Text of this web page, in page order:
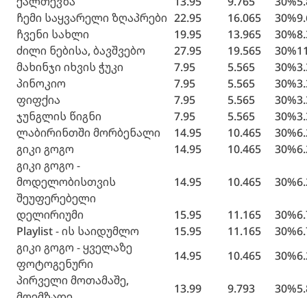
ჩემი საყვარელი ზღაპრები 22.95 16.065 30%
ჩვენი სახლი
19.95 13.965 30%
ძილი ნებისა, ბავშვებო
27.95 19.565 30%
მახინჯი იხვის ჭუკი
7.95 5.565 30%
პინოკიო
7.95 5.565 30%
ფიფქია
7.95 5.565 30%
ჯუნგლის წიგნი
7.95 5.565 30%
ლაბირინთში მორბენალი
14.95 10.465 30%
გიკი გოგო
14.95 10.465 30%
გიკი გოგო -
მოდელობისთვის
შეუფერებელი
14.95 10.465 30%
დელირიუმი 15.95 11.165 30%
Playlist - ის საიდუმლო
15.95 11.165 30%
გიკი გოგო - ყველაზე
ფოტოგენური
14.95 10.465 30%
პირველი მოთამაშე,
13.99 9.793 30%